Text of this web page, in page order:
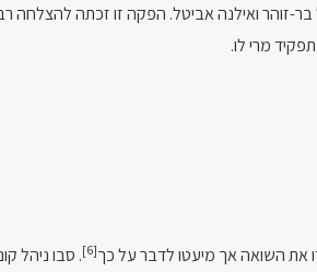
את השואה אך מיעטו לדבר על כך[6]
. סבו ניהל